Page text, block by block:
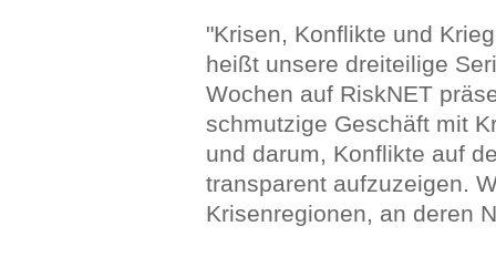
"Krisen, Konflikte und
heißt unsere dreiteilige
Wochen auf RiskNET
schmutzige Geschäft mit
und darum, Konflikte auf
transparent aufzuzeigen.
Krisenregionen, an deren